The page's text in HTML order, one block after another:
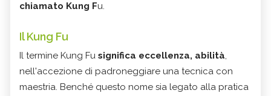
chiamato Kung Fu.
Il Kung Fu
Il termine Kung Fu significa eccellenza, abilità,
nell'accezione di padroneggiare una tecnica con
maestria. Benché questo nome sia legato alla pratica